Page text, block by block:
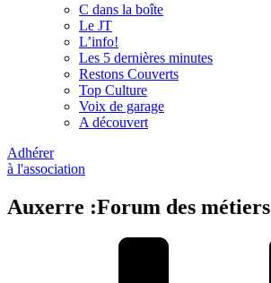
C dans la boîte
Le JT
L’info!
Les 5 dernières minutes
Restons Couverts
Top Culture
Voix de garage
A découvert
Adhérer
à l'association
Auxerre :Forum des métiers